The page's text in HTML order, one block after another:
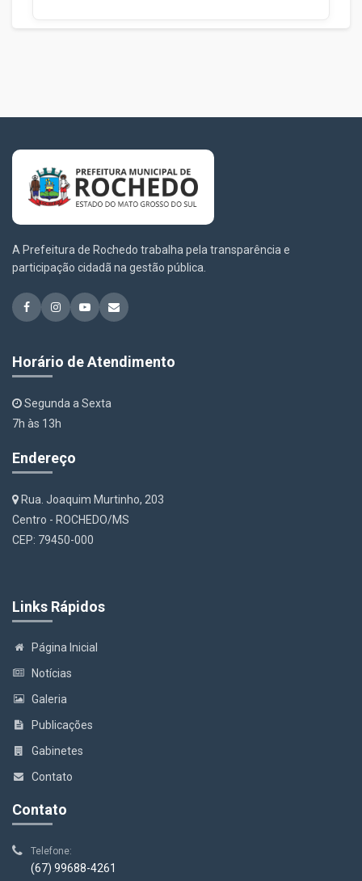
A Prefeitura de Rochedo trabalha pela transparência e
participação cidadã na gestão pública.
Horário de Atendimento
Segunda a Sexta
7h às 13h
Endereço
Rua. Joaquim Murtinho, 203
Centro - ROCHEDO/MS
CEP: 79450-000
Links Rápidos
Página Inicial
Notícias
Galeria
Publicações
Gabinetes
Contato
Contato
Telefone:
(67) 99688-4261